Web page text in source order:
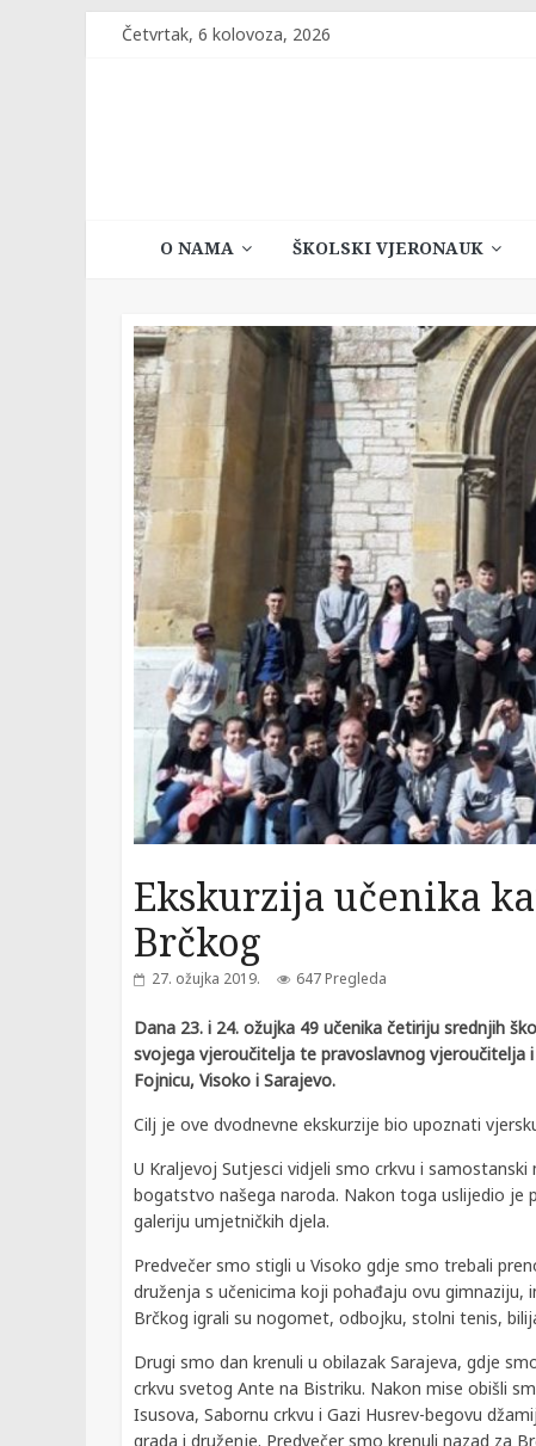
Četvrtak, 6 kolovoza, 2026
Vrhbosanske
nadbiskupije
O NAMA ŠKOLSKI VJERONAUK
Ekskurzija učenika
Brčkog
27. ožujka 2019. 647 Pregleda
Dana 23. i 24. ožujka 49 učenika četiriju srednjih
svojega vjeroučitelja te pravoslavnog vjeroučitelja
Fojnicu, Visoko i Sarajevo.
Cilj je ove dvodnevne ekskurzije bio upoznati
U Kraljevoj Sutjesci vidjeli smo crkvu i
bogatstvo našega naroda. Nakon toga uslijedio
galeriju umjetničkih djela.
Predvečer smo stigli u Visoko gdje smo trebali
druženja s učenicima koji pohađaju ovu gimnaziju,
Brčkog igrali su nogomet, odbojku, stolni tenis,
Drugi smo dan krenuli u obilazak Sarajeva, gdje
crkvu svetog Ante na Bistriku. Nakon mise obišli
Isusova, Sabornu crkvu i Gazi Husrev-begovu
grada i druženje. Predvečer smo krenuli nazad za